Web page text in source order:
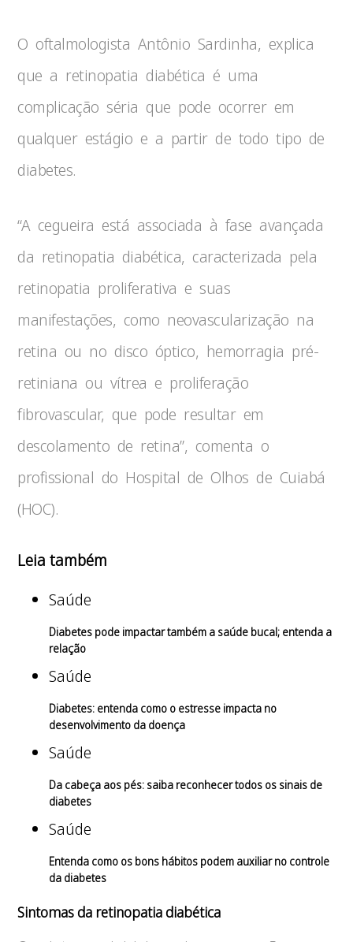
O oftalmologista Antônio Sardinha, explica
que a retinopatia diabética é uma
complicação séria que pode ocorrer em
qualquer estágio e a partir de todo tipo de
diabetes.
“A cegueira está associada à fase avançada
da retinopatia diabética, caracterizada pela
retinopatia proliferativa e suas
manifestações, como neovascularização na
retina ou no disco óptico, hemorragia pré-
retiniana ou vítrea e proliferação
fibrovascular, que pode resultar em
descolamento de retina”, comenta o
profissional do Hospital de Olhos de Cuiabá
(HOC).
Leia também
Saúde
Diabetes pode impactar também a saúde bucal; entenda a
relação
Saúde
Diabetes: entenda como o estresse impacta no
desenvolvimento da doença
Saúde
Da cabeça aos pés: saiba reconhecer todos os sinais de
diabetes
Saúde
Entenda como os bons hábitos podem auxiliar no controle
da diabetes
Sintomas da retinopatia diabética